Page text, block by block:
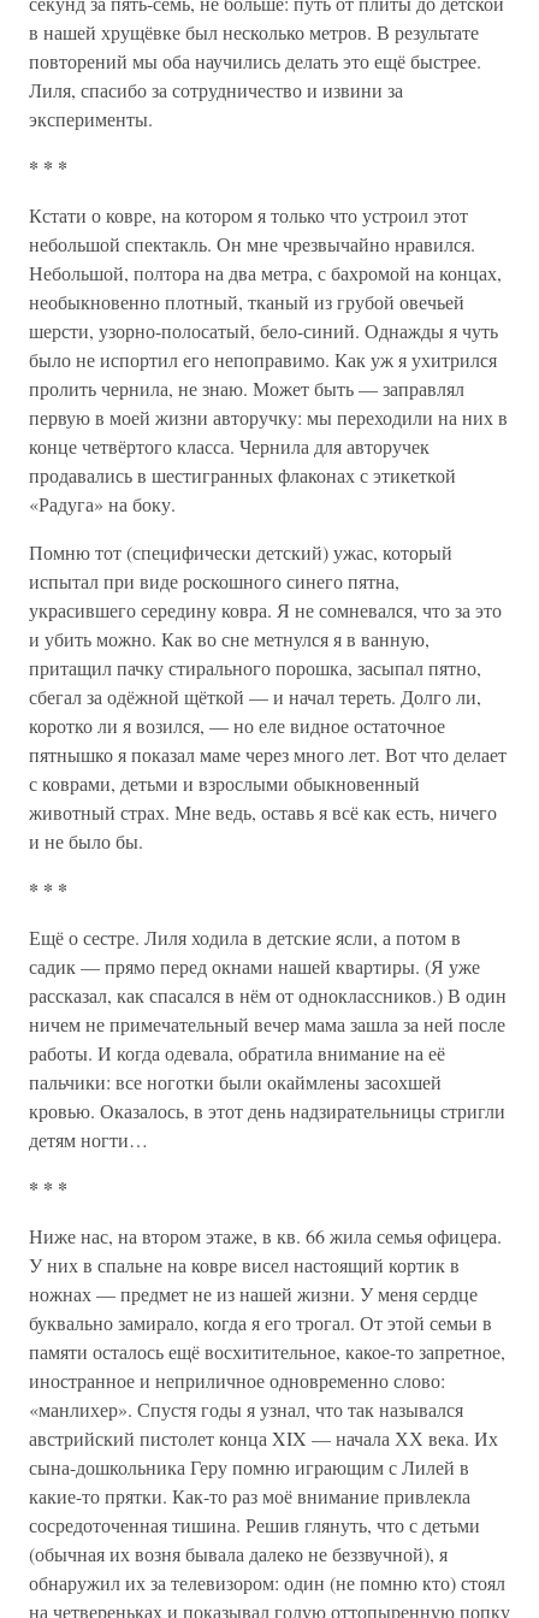
в нашей хрущёвке был несколько метров. В результате
повторений мы оба научились делать это ещё быстрее.
Лиля, спасибо за сотрудничество и извини за
эксперименты.
* * *
Кстати о ковре, на котором я только что устроил этот
небольшой спектакль. Он мне чрезвычайно нравился.
Небольшой, полтора на два метра, с бахромой на концах,
необыкновенно плотный, тканый из грубой овечьей
шерсти, узорно-полосатый, бело-синий. Однажды я чуть
было не испортил его непоправимо. Как уж я ухитрился
пролить чернила, не знаю. Может быть — заправлял
первую в моей жизни авторучку: мы переходили на них в
конце четвёртого класса. Чернила для авторучек
продавались в шестигранных флаконах с этикеткой
«Радуга» на боку.
Помню тот (специфически детский) ужас, который
испытал при виде роскошного синего пятна,
украсившего середину ковра. Я не сомневался, что за это
и убить можно. Как во сне метнулся я в ванную,
притащил пачку стирального порошка, засыпал пятно,
сбегал за одёжной щёткой — и начал тереть. Долго ли,
коротко ли я возился, — но еле видное остаточное
пятнышко я показал маме через много лет. Вот что делает
с коврами, детьми и взрослыми обыкновенный
животный страх. Мне ведь, оставь я всё как есть, ничего
и не было бы.
* * *
Ещё о сестре. Лиля ходила в детские ясли, а потом в
садик — прямо перед окнами нашей квартиры. (Я уже
рассказал, как спасался в нём от одноклассников.) В один
ничем не примечательный вечер мама зашла за ней после
работы. И когда одевала, обратила внимание на её
пальчики: все ноготки были окаймлены засохшей
кровью. Оказалось, в этот день надзирательницы стригли
детям ногти…
* * *
Ниже нас, на втором этаже, в кв. 66 жила семья офицера.
У них в спальне на ковре висел настоящий кортик в
ножнах — предмет не из нашей жизни. У меня сердце
буквально замирало, когда я его трогал. От этой семьи в
памяти осталось ещё восхитительное, какое-то запретное,
иностранное и неприличное одновременно слово:
«манлихер». Спустя годы я узнал, что так назывался
австрийский пистолет конца XIX — начала ХХ века. Их
сына-дошкольника Геру помню играющим с Лилей в
какие-то прятки. Как-то раз моё внимание привлекла
сосредоточенная тишина. Решив глянуть, что с детьми
(обычная их возня бывала далеко не беззвучной), я
обнаружил их за телевизором: один (не помню кто) стоял
на четвереньках и показывал голую оттопыренную попку